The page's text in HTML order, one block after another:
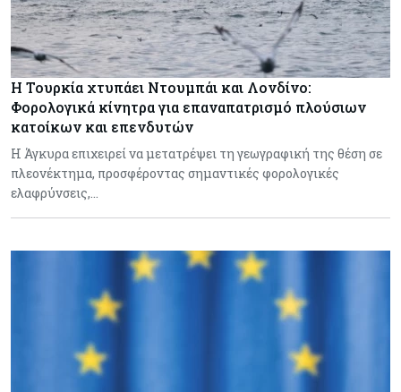
Η Τουρκία χτυπάει Ντουμπάι και Λονδίνο:
Φορολογικά κίνητρα για επαναπατρισμό πλούσιων
κατοίκων και επενδυτών
Η Άγκυρα επιχειρεί να μετατρέψει τη γεωγραφική της θέση σε
πλεονέκτημα, προσφέροντας σημαντικές φορολογικές
ελαφρύνσεις,…